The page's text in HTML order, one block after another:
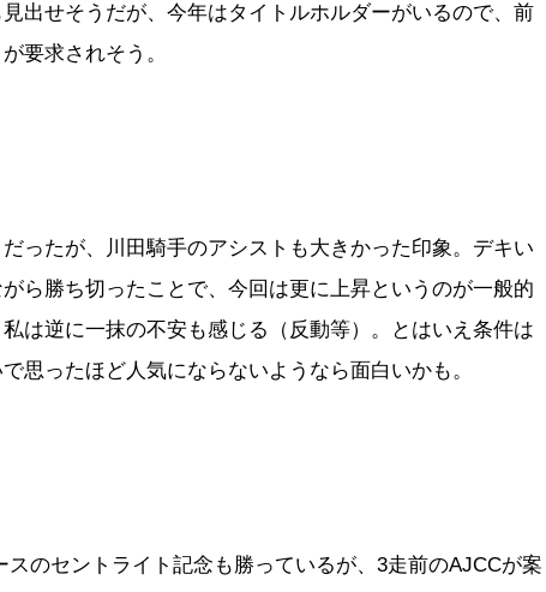
出せそうだが、今年はタイトルホルダーがいるので、前
要求されそう。
ったが、川田騎手のアシストも大きかった印象。デキい
ら勝ち切ったことで、今回は更に上昇というのが一般的
は逆に一抹の不安も感じる（反動等）。とはいえ条件は
思ったほど人気にならないようなら面白いかも。
スのセントライト記念も勝っているが、3走前のAJCCが案